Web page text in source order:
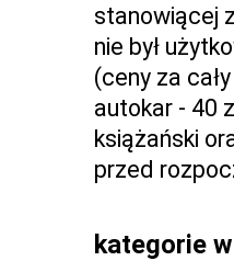
stanowiącej
nie był
(ceny za
autokar - 40
książański
przed
kategorie